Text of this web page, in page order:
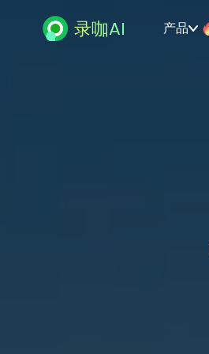
录咖AI 产品